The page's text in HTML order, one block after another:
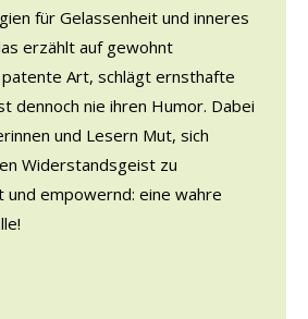
für Gelassenheit und inneres
erzählt auf gewohnt
Art, schlägt ernsthafte
dennoch nie ihren Humor. Dabei
und Lesern Mut, sich
Widerstandsgeist zu
und empowernd: eine wahre